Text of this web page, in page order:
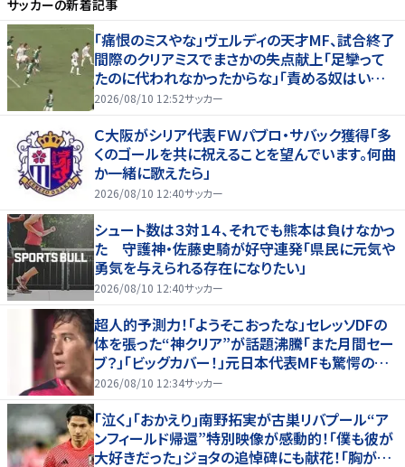
サッカーの新着記事
「痛恨のミスやな」ヴェルディの天才MF、試合終了
間際のクリアミスでまさかの失点献上「足攣って
たのに代われなかったからな」「責める奴はいね
ーだろ」ファンからは擁護の声
2026/08/10 12:52サッカー
Ｃ大阪がシリア代表ＦＷパブロ・サバック獲得「多
くのゴールを共に祝えることを望んでいます。何曲
か一緒に歌えたら」
2026/08/10 12:40サッカー
シュート数は３対１４、それでも熊本は負けなかっ
た 守護神・佐藤史騎が好守連発「県民に元気や
勇気を与えられる存在になりたい」
2026/08/10 12:40サッカー
超人的予測力！「ようそこおったな」セレッソDFの
体を張った“神クリア”が話題沸騰「また月間セー
ブ？」「ビッグカバー！」元日本代表MFも驚愕の超
スーパーブロック
2026/08/10 12:34サッカー
｢泣く｣｢おかえり｣南野拓実が古巣リバプール“ア
ンフィールド帰還”特別映像が感動的！｢僕も彼が
大好きだった｣ジョタの追悼碑にも献花！｢胸が熱